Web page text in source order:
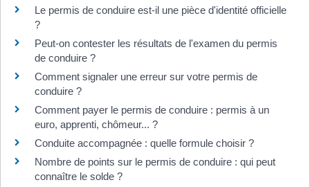
Le permis de conduire est-il une pièce d'identité officielle
?
Peut-on contester les résultats de l'examen du permis
de conduire ?
Comment signaler une erreur sur votre permis de
conduire ?
Comment payer le permis de conduire : permis à un
euro, apprenti, chômeur... ?
Conduite accompagnée : quelle formule choisir ?
Nombre de points sur le permis de conduire : qui peut
connaître le solde ?